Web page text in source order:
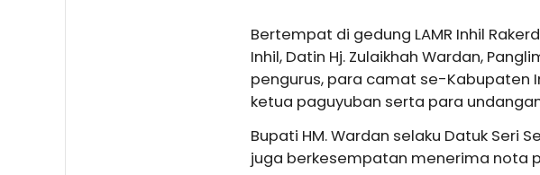
Bertempat di gedung LAMR Inhil
Inhil, Datin Hj. Zulaikhah Wardan,
pengurus, para camat se-Kabupaten
ketua paguyuban serta para
Bupati HM. Wardan selaku Datuk Seri
juga berkesempatan menerima nota